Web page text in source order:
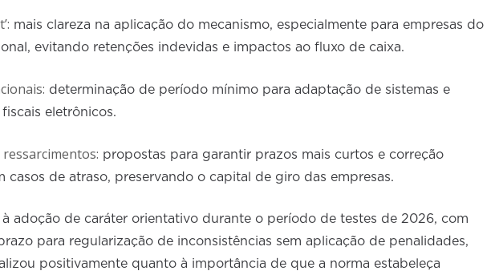
mais clareza na aplicação do mecanismo, especialmente para empresas do
evitando retenções indevidas e impactos ao fluxo de caixa.
determinação de período mínimo para adaptação de sistemas e
eletrônicos.
propostas para garantir prazos mais curtos e correção
casos de atraso, preservando o capital de giro das empresas.
à adoção de caráter orientativo durante o período de testes de 2026, com
para regularização de inconsistências sem aplicação de penalidades,
positivamente quanto à importância de que a norma estabeleça